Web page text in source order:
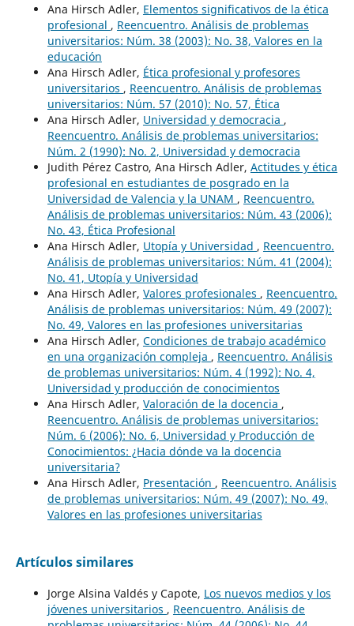
Ana Hirsch Adler, Elementos significativos de la ética
profesional , Reencuentro. Análisis de problemas
universitarios: Núm. 38 (2003): No. 38, Valores en la
educación
Ana Hirsch Adler, Ética profesional y profesores
universitarios , Reencuentro. Análisis de problemas
universitarios: Núm. 57 (2010): No. 57, Ética
Ana Hirsch Adler, Universidad y democracia ,
Reencuentro. Análisis de problemas universitarios:
Núm. 2 (1990): No. 2, Universidad y democracia
Judith Pérez Castro, Ana Hirsch Adler, Actitudes y ética
profesional en estudiantes de posgrado en la
Universidad de Valencia y la UNAM , Reencuentro.
Análisis de problemas universitarios: Núm. 43 (2006):
No. 43, Ética Profesional
Ana Hirsch Adler, Utopía y Universidad , Reencuentro.
Análisis de problemas universitarios: Núm. 41 (2004):
No. 41, Utopía y Universidad
Ana Hirsch Adler, Valores profesionales , Reencuentro.
Análisis de problemas universitarios: Núm. 49 (2007):
No. 49, Valores en las profesiones universitarias
Ana Hirsch Adler, Condiciones de trabajo académico
en una organización compleja , Reencuentro. Análisis
de problemas universitarios: Núm. 4 (1992): No. 4,
Universidad y producción de conocimientos
Ana Hirsch Adler, Valoración de la docencia ,
Reencuentro. Análisis de problemas universitarios:
Núm. 6 (2006): No. 6, Universidad y Producción de
Conocimientos: ¿Hacia dónde va la docencia
universitaria?
Ana Hirsch Adler, Presentación , Reencuentro. Análisis
de problemas universitarios: Núm. 49 (2007): No. 49,
Valores en las profesiones universitarias
Artículos similares
Jorge Alsina Valdés y Capote, Los nuevos medios y los
jóvenes universitarios , Reencuentro. Análisis de